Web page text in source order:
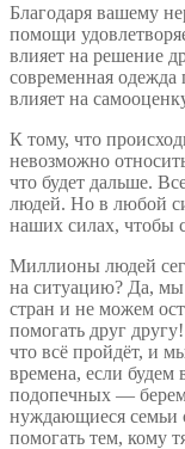
Благодаря вашему
помощи
влияет на решение
современная одежда
влияет на
К тому, что
невозможно
что будет дальше.
людей. Но в любой
наших силах, чтобы
Миллионы людей
на ситуацию? Да,
стран и не можем
помогать друг
что всё пройдёт, и
времена, если
подопечных —
нуждающиеся семьи
помогать тем, кому